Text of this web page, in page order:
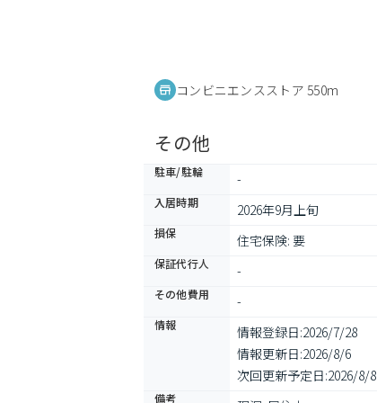
コンビニエンスストア 550m
その他
駐車/駐輪 -
入居時期 2026年9月上旬
損保 住宅保険: 要
保証代行人 -
その他費用 -
情報 情報登録日:2026/7/28
情報更新日:2026/8/6
次回更新予定日:2026/8/8
備考